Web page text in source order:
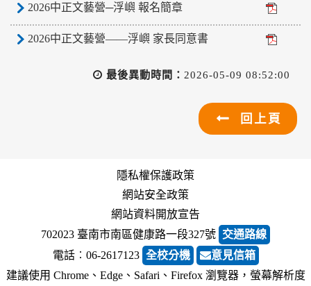
2026中正文藝營─浮嶼 報名簡章
2026中正文藝營——浮嶼 家長同意書
最後異動時間： 2026-05-09 08:52:00
回上頁
隱私權保護政策
網站安全政策
網站資料開放宣告
702023 臺南市南區健康路一段327號 交通路線
電話︰06-2617123 全校分機
意見信箱
建議使用 Chrome、Edge、Safari、Firefox 瀏覽器，螢幕解析度